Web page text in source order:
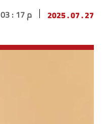
27 . 07 . 2025 03 : 17 م